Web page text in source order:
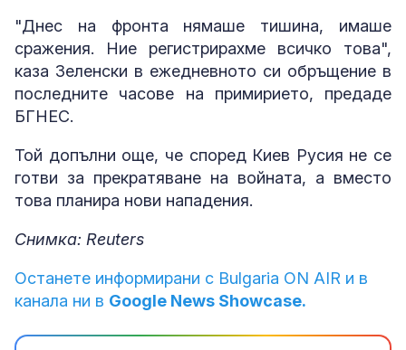
"Днес на фронта нямаше тишина, имаше
сражения. Ние регистрирахме всичко това",
каза Зеленски в ежедневното си обръщение в
последните часове на примирието, предаде
БГНЕС.
Той допълни още, че според Киев Русия не се
готви за прекратяване на войната, а вместо
това планира нови нападения.
Снимка: Reuters
Останете информирани с Bulgaria ON AIR и в
канала ни в Google News Showcase.